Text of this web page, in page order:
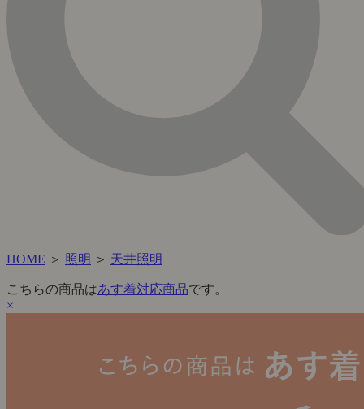
HOME ＞ 照明 ＞ 天井照明
こちらの商品はあす着対応商品です。
×